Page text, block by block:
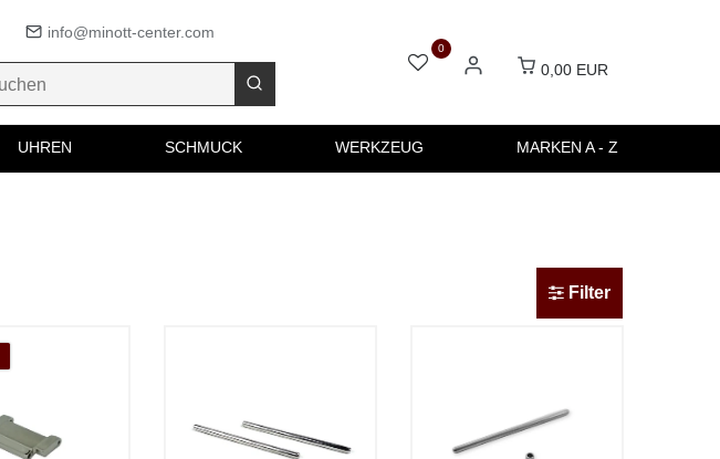
info@minott-center.com
0
0,00 EUR
UHREN SCHMUCK WERKZEUG MARKEN A - Z
Filter